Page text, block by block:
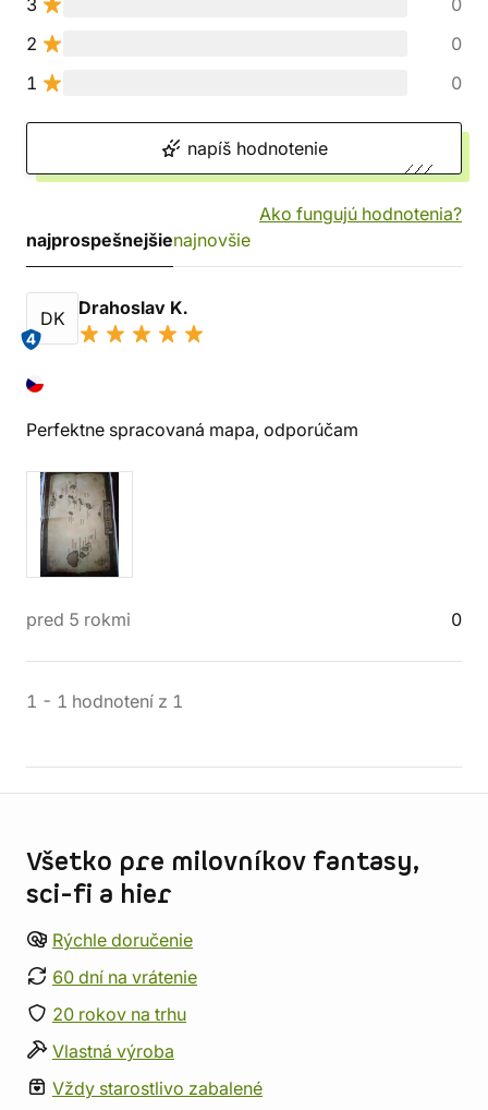
3
0
2
0
1
0
napíš hodnotenie
Ako fungujú hodnotenia?
najprospešnejšienajnovšie
DK
4
Drahoslav K.
Perfektne spracovaná mapa, odporúčam
pred 5 rokmi 0
1 - 1 hodnotení z 1
Všetko pre milovníkov fantasy,
sci-fi a hier
Rýchle doručenie
60 dní na vrátenie
20 rokov na trhu
Vlastná výroba
Vždy starostlivo zabalené